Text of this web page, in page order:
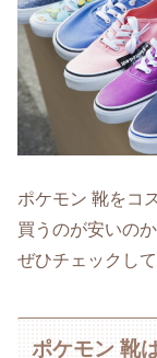
ポケモン 靴をコ
買うのが安いの
ぜひチェックして
ポケモン 靴